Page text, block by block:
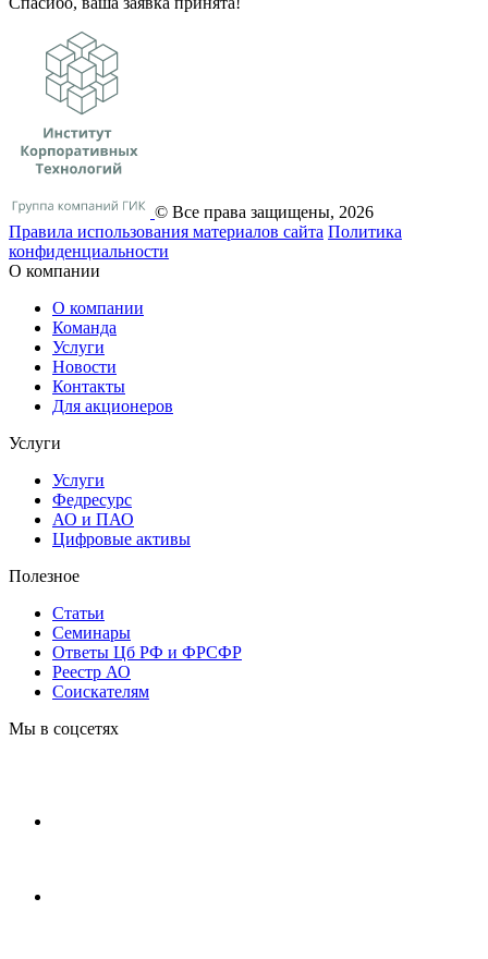
© Все права защищены, 2026
Правила использования материалов сайта Политика
конфиденциальности
О компании
О компании
Команда
Услуги
Новости
Контакты
Для акционеров
Услуги
Услуги
Федресурс
АО и ПАО
Цифровые активы
Полезное
Статьи
Cеминары
Ответы Цб РФ и ФРСФР
Реестр АО
Соискателям
Мы в соцсетях